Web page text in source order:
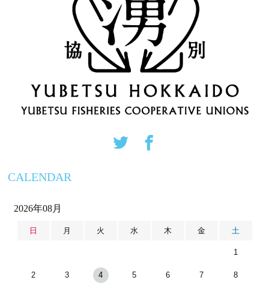
CALENDAR
2026年08月
日 月 火 水 木 金 土
1
2 3 4 5 6 7 8